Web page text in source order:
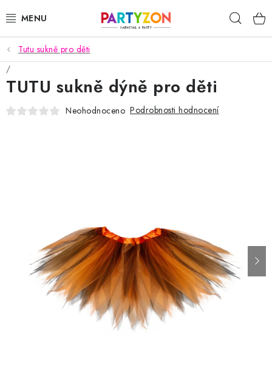
na
KARNEVALOVÉ MASKY
KARNEVALOVÉ KOSTÝMY
DOPLŇKY NA KARNEVAL
NOVINKY 2025
AKCE A SLEVY
Nejčastější otázky a odpovědi Kontakty
Vrácení a reklamace
Tutu sukně pro děti
TUTU sukně dýně pro děti
Neohodnoceno Podrobnosti hodnocení